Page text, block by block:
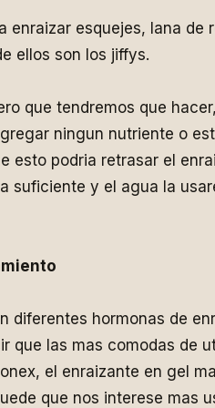
enraizar esquejes, lana
ellos son los jiffys.
que tendremos que
ningun nutriente o
esto podria retrasar el
suficiente y el agua la
diferentes hormonas de
que las mas comodas de
el enraizante en gel
que nos interese mas